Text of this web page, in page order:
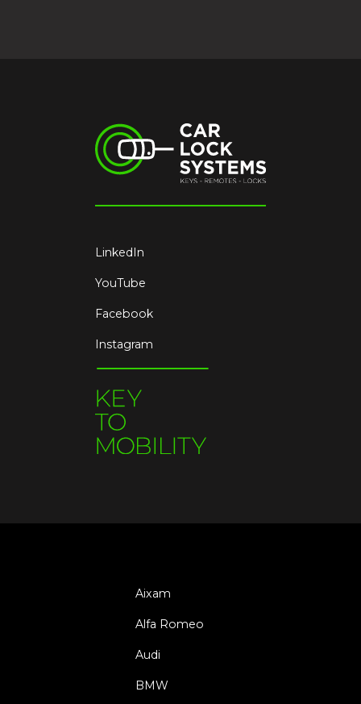
LinkedIn
YouTube
Facebook
Instagram
Aixam
Alfa Romeo
Audi
BMW